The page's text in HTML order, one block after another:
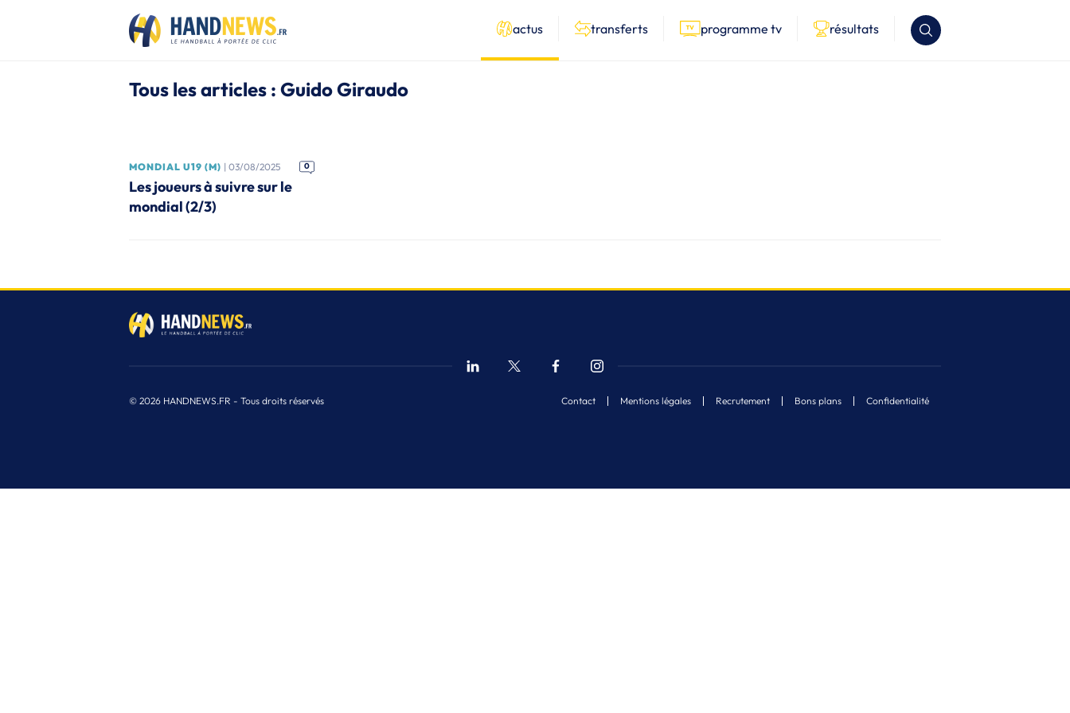
actus transferts programme tv résultats
Tous les articles : Guido Giraudo
MONDIAL U19 (M) | 03/08/2025 0
Les joueurs à suivre sur le
mondial (2/3)
© 2026 HANDNEWS.FR - Tous droits réservés Contact Mentions légales Recrutement Bons plans Confidentialité